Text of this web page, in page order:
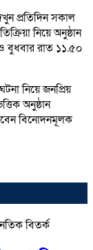
প্রতিদিন সকাল
নিয়ে অনুষ্ঠান
ও বুধবার রাত ১১.৫০
নিয়ে জনপ্রিয়
অনুষ্ঠান
বিনোদনমূলক